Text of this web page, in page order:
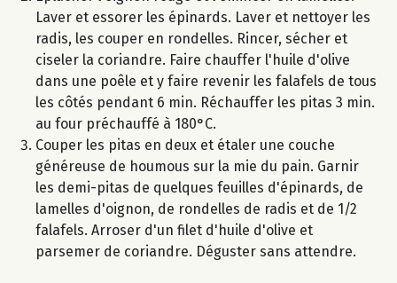
Laver et essorer les épinards. Laver et nettoyer les
radis, les couper en rondelles. Rincer, sécher et
ciseler la coriandre. Faire chauffer l'huile d'olive
dans une poêle et y faire revenir les falafels de tous
les côtés pendant 6 min. Réchauffer les pitas 3 min.
au four préchauffé à 180°C.
Couper les pitas en deux et étaler une couche
généreuse de houmous sur la mie du pain. Garnir
les demi-pitas de quelques feuilles d'épinards, de
lamelles d'oignon, de rondelles de radis et de 1/2
falafels. Arroser d'un filet d'huile d'olive et
parsemer de coriandre. Déguster sans attendre.